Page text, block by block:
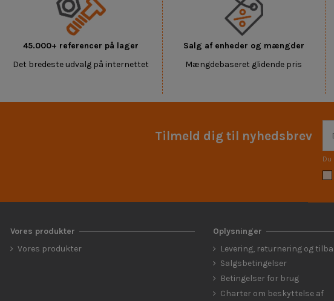
45.000+ referencer på lager
Det bredeste udvalg på internettet
Salg af enheder og mængder
Mængdebaseret glidende pris
Tilmeld dig til nyhedsbrev
Vores produkter
Vores produkter
Oplysninger
Levering, returnering og
Salgsbetingelser
Betingelser for brug
Charter om beskyttelse af